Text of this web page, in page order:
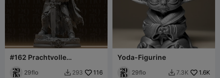
#162 Prachtvolle
Fantasy-Paladin-Figur
29flo  293 116
Yoda-Figurine
29flo  7.3K 1.6K